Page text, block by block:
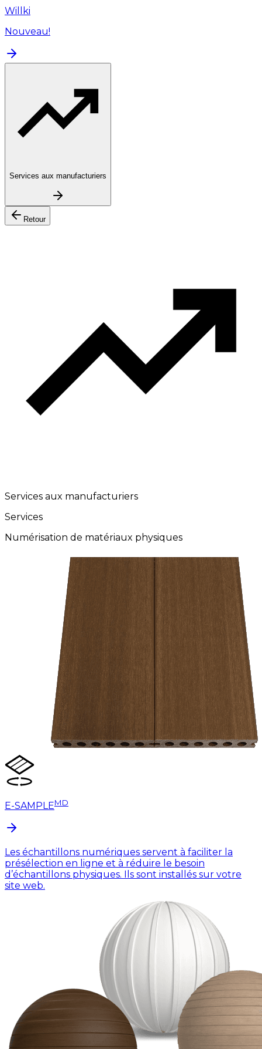
Willki
Nouveau!
Services aux manufacturiers
Retour
Services aux manufacturiers
Services
Numérisation de matériaux physiques
E-SAMPLEMD
Les échantillons numériques servent à faciliter la
présélection en ligne et à réduire le besoin
d’échantillons physiques. Ils sont installés sur votre
site web.